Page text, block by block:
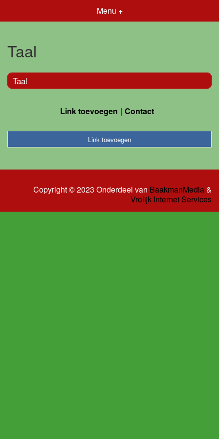
Menu +
Taal
Taal
Link toevoegen Contact
Link toevoegen
Copyright © 2023 Onderdeel van BaakmanMedia&
Vrolijk Internet Services